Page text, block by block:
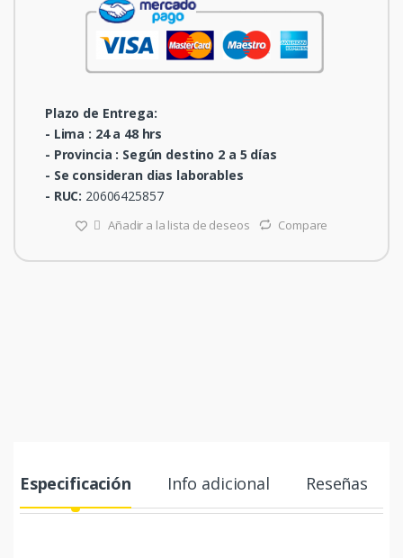
Plazo de Entrega:
- Lima : 24 a 48 hrs
- Provincia : Según destino 2 a 5 días
- Se consideran dias laborables
- RUC: 20606425857
Añadir a la lista de deseos Compare
Especificación Info adicional Reseñas